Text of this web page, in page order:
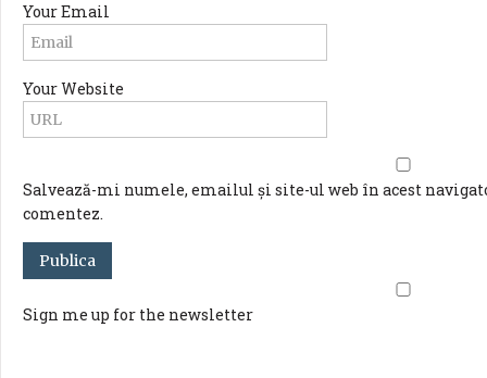
Your Email
Your Website
Salvează-mi numele, emailul și site-ul web în acest
comentez.
Sign me up for the newsletter